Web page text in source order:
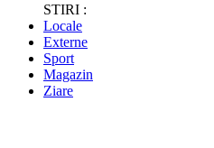
STIRI :
Locale
Externe
Sport
Magazin
Ziare